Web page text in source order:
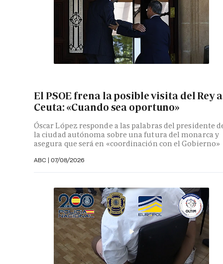
El PSOE frena la posible visita del Rey a
Ceuta: «Cuando sea oportuno»
Óscar López responde a las palabras del presidente
la ciudad autónoma sobre una futura del monarca y
asegura que será en «coordinación con el Gobierno»
ABC | 07/08/2026